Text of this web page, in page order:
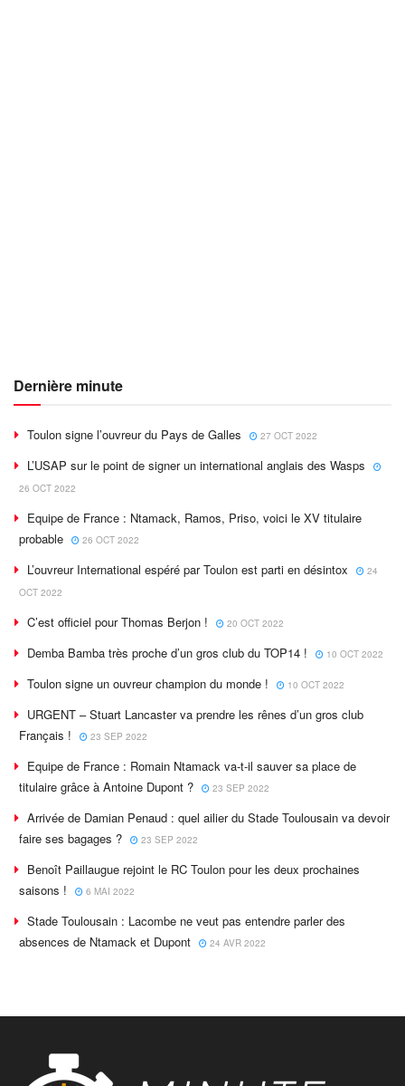
Dernière minute
Toulon signe l’ouvreur du Pays de Galles 27 OCT 2022
L’USAP sur le point de signer un international anglais des Wasps
26 OCT 2022
Equipe de France : Ntamack, Ramos, Priso, voici le XV titulaire
probable
26 OCT 2022
L’ouvreur International espéré par Toulon est parti en désintox
24
OCT 2022
C’est officiel pour Thomas Berjon ! 20 OCT 2022
Demba Bamba très proche d’un gros club du TOP14 ! 10 OCT 2022
Toulon signe un ouvreur champion du monde ! 10 OCT 2022
URGENT – Stuart Lancaster va prendre les rênes d’un gros club
Français !
23 SEP 2022
Equipe de France : Romain Ntamack va-t-il sauver sa place de
titulaire grâce à Antoine Dupont ?
23 SEP 2022
Arrivée de Damian Penaud : quel ailier du Stade Toulousain va devoir
faire ses bagages ?
23 SEP 2022
Benoît Paillaugue rejoint le RC Toulon pour les deux prochaines
saisons !
6 MAI 2022
Stade Toulousain : Lacombe ne veut pas entendre parler des
absences de Ntamack et Dupont
24 AVR 2022